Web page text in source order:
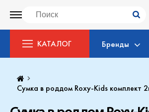
КАТАЛОГ Бренды
Сумка в роддом Roxy-Kids комплект